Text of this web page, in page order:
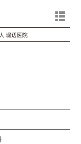
堀辺医院